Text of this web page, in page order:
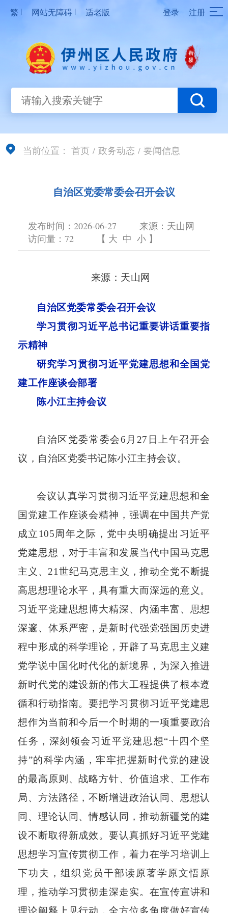
繁 | 网站无障碍 | 适老版 登录 注册
当前位置： 首页 / 政务动态 / 要闻信息
自治区党委常委会召开会议
发布时间：2026-06-27
来源：天山网
访问量： 72 【 大 中 小 】
来源：天山网
自治区党委常委会召开会议
学习贯彻习近平总书记重要讲话重要指
示精神
研究学习贯彻习近平党建思想和全国党
建工作座谈会部署
陈小江主持会议
自治区党委常委会6月27日上午召开会
议，自治区党委书记陈小江主持会议。
会议认真学习贯彻习近平党建思想和全
国党建工作座谈会精神，强调在中国共产党
成立 105周年之际，党中央明确提出习近平
党建思想，对于丰富和发展当代中国马克思
主义、21世纪马克思主义，推动全党不断提
高思想理论水平，具有重大而深远的意义。
习近平党建思想博大精深、内涵丰富、思想
深邃、体系严密，是新时代强党强国历史进
程中形成的科学理论，开辟了马克思主义建
党学说中国化时代化的新境界，为深入推进
新时代党的建设新的伟大工程提供了根本遵
循和行动指南。要把学习贯彻习近平党建思
想作为当前和今后一个时期的一项重要政治
任务，深刻领会习近平党建思想“十四个坚
持”的科学内涵，牢牢把握新时代党的建设
的最高原则、战略方针、价值追求、工作布
局、方法路径，不断增进政治认同、思想认
同、理论认同、情感认同，推动新疆党的建
设不断取得新成效。要认真抓好习近平党建
思想学习宣传贯彻工作，着力在学习培训上
下功夫，组织党员干部读原著学原文悟原
理，推动学习贯彻走深走实。在宣传宣讲和
理论阐释上见行动，全方位多角度做好宣传